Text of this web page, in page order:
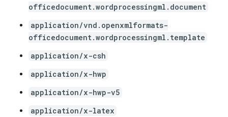
officedocument.wordprocessingml.document
application/vnd.openxmlformats-
officedocument.wordprocessingml.template
application/x-csh
application/x-hwp
application/x-hwp-v5
application/x-latex